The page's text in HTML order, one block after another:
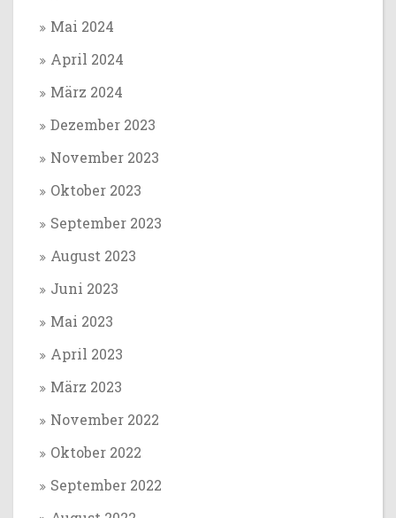
Mai 2024
April 2024
März 2024
Dezember 2023
November 2023
Oktober 2023
September 2023
August 2023
Juni 2023
Mai 2023
April 2023
März 2023
November 2022
Oktober 2022
September 2022